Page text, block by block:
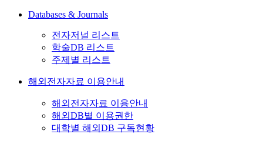
Databases & Journals
전자저널 리스트
학술DB 리스트
주제별 리스트
해외전자자료 이용안내
해외전자자료 이용안내
해외DB별 이용권한
대학별 해외DB 구독현황